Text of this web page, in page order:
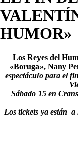
HUMOR»
Los Reyes del
«Boruga», Nany
espectáculo para el
Sábado 15 en
Los tickets ya están a